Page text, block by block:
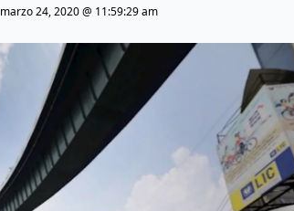
marzo 24, 2020 @ 11:59:29 am